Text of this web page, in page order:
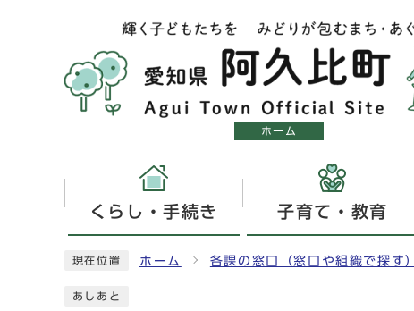
ホーム
くらし・手続き 子育て・教育
現在位置 ホーム 各課の窓口（窓口や組織で探す）
あしあと